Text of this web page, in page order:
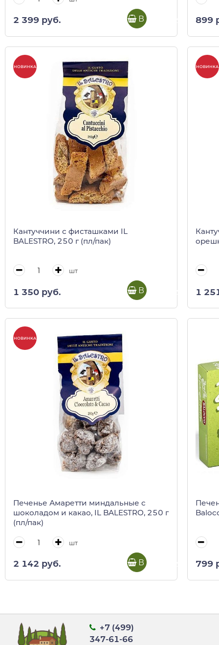
2 399 руб. В корзину 899
НОВИНКА
Кантуччини с фисташками IL
BALESTRO, 250 г (пл/пак)
шт
1 350 руб. В корзину
НОВИНКА
1
НОВИНКА
Печенье Амаретти миндальные с
шоколадом и какао, IL BALESTRO, 250 г
(пл/пак)
шт
2 142 руб. В корзину 799
+7 (499)
347-61-66